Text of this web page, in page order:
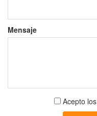
Mensaje
Aceptar
términos
Acepto los